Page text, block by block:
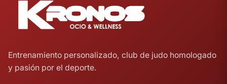
Entrenamiento personalizado, club de judo homologado
y pasión por el deporte.